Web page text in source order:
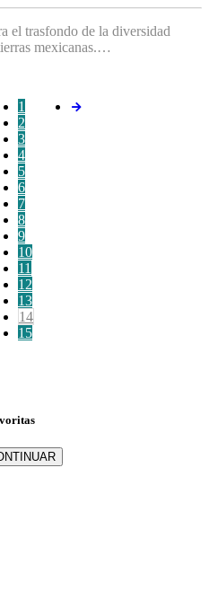
el trasfondo de la diversidad
mexicanas.…
1
2
3
4
5
6
7
8
9
10
11
12
13
14
15